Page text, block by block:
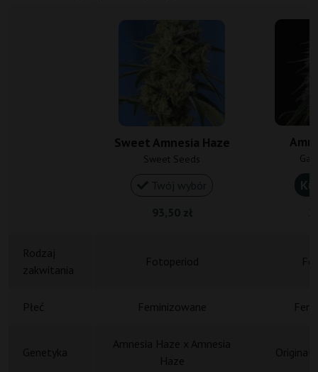
Sweet Amnesia Haze
Sweet Seeds
Płeć Feminizowane